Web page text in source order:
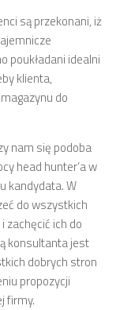
są przekonani, iż
poukładani idealni
klienta,
do
nam się podoba
head hunter’a w
kandydata. W
do wszystkich
zachęcić ich do
konsultanta jest
dobrych stron
propozycji
firmy.